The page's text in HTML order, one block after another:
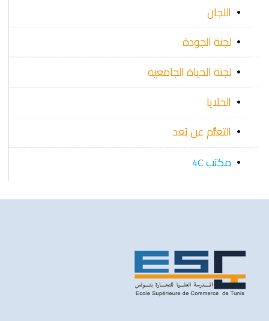
اللجان
لجنة الجودة
لجنة الحياة الجامعية
الخلايا
التعلُّم عن بُعد
مكتب 4C